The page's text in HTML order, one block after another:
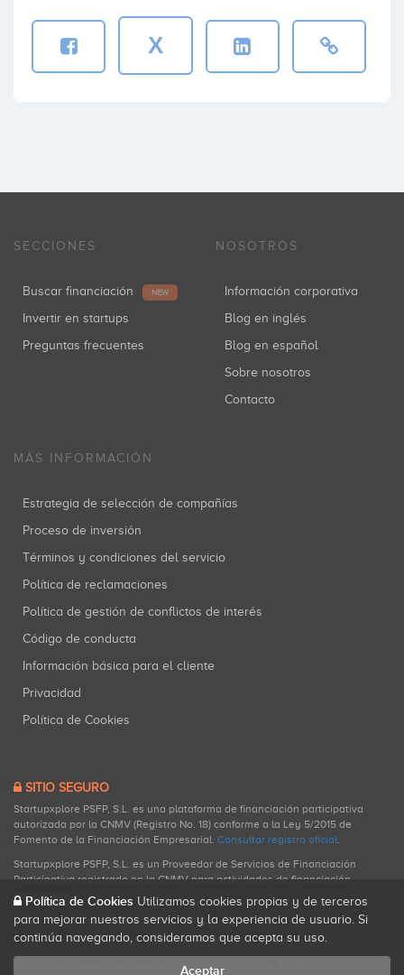
X
SECCIONES
Buscar financiación NEW
Invertir en startups
Preguntas frecuentes
NOSOTROS
Información corporativa
Blog en inglés
Blog en español
Sobre nosotros
Contacto
MÁS INFORMACIÓN
Estrategia de selección de compañías
Proceso de inversión
Términos y condiciones del servicio
Política de reclamaciones
Política de gestión de conflictos de interés
Código de conducta
Información básica para el cliente
Privacidad
Política de Cookies
SITIO SEGURO
Startupxplore PSFP, S.L. es una plataforma de financiación participativa
autorizada por la CNMV (Registro No. 18) conforme a la Ley 5/2015 de
Fomento de la Financiación Empresarial. Consultar registro oficial.
Startupxplore PSFP, S.L. es un Proveedor de Servicios de Financiación
Participativa registrado en la CNMV para actividades de financiación
participativa.
Todos los derechos reservados. Startupxplore ® {0}.
Política de Cookies Utilizamos cookies propias y de terceros
para mejorar nuestros servicios y la experiencia de usuario. Si
continúa navegando, consideramos que acepta su uso.
Aceptar